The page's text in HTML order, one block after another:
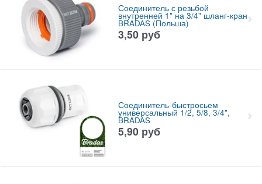
Соединитель с резьбой
внутренней 1" на 3/4" шланг-кран
BRADAS (Польша)
3,50 руб
Соединитель-быстросьем
универсальный 1/2, 5/8, 3/4",
BRADAS
5,90 руб